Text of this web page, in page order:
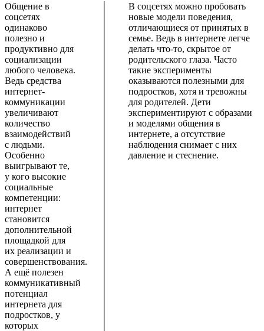
Общение в
соцсетях
одинаково
полезно и
продуктивно для
социализации
любого человека.
Ведь средства
интернет-
коммуникации
увеличивают
количество
взаимодействий
с людьми.
Особенно
выигрывают те,
у кого высокие
социальные
компетенции:
интернет
становится
дополнительной
площадкой для
их реализации и
совершенствования.
А ещё полезен
коммуникативный
потенциал
интернета для
подростков, у
которых
В соцсетях можно пробовать
новые модели поведения,
отличающиеся от принятых в
семье. Ведь в интернете легче
делать что-то, скрытое от
родительского глаза. Часто
такие эксперименты
оказываются полезными для
подростков, хотя и тревожны
для родителей. Дети
экспериментируют с образами
и моделями общения в
интернете, а отсутствие
наблюдения снимает с них
давление и стеснение.